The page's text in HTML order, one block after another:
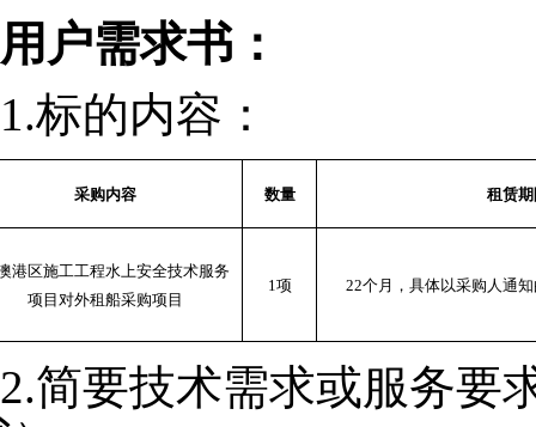
用户需求书：
1.标的内容：
采购内容 数量 租赁期
港区施工工程水上安全技术服务
项目对外租船采购项目
1项 22个月，具体以采购人通
2.简要技术需求或服务要